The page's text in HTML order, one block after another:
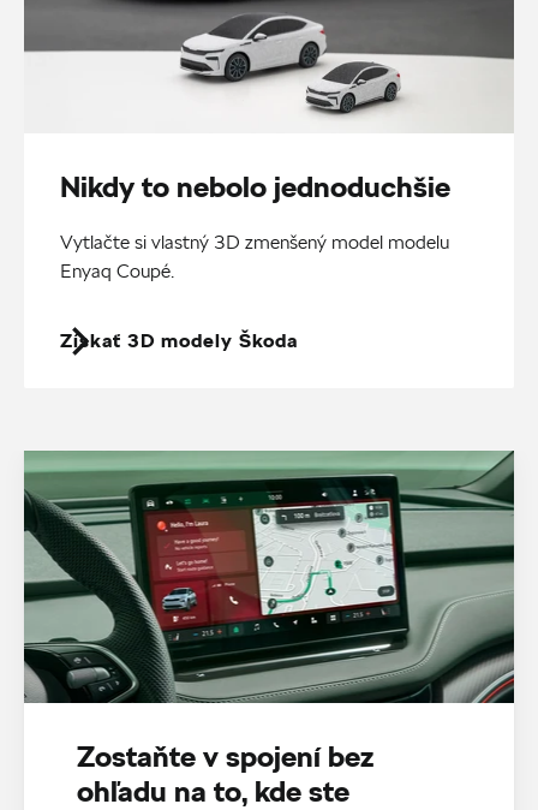
Nikdy to nebolo jednoduchšie
Vytlačte si vlastný 3D zmenšený model modelu
Enyaq Coupé.
Získať 3D modely Škoda
Zostaňte v spojení bez
ohľadu na to, kde ste